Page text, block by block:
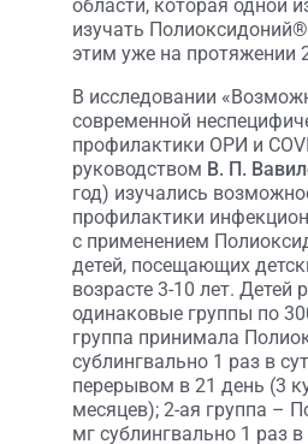
области, которая одной
изучать
этим уже на протяжении
В исследовании
современной
профилактики ОРИ и
руководством В. П.
год) изучались
профилактики
с применением
детей, посещающих
возрасте 3-10 лет. Детей
одинаковые группы по
группа принимала
сублингвально 1 раз в
перерывом в 21 день (3
месяцев); 2-ая группа –
мг сублингвально 1 раз